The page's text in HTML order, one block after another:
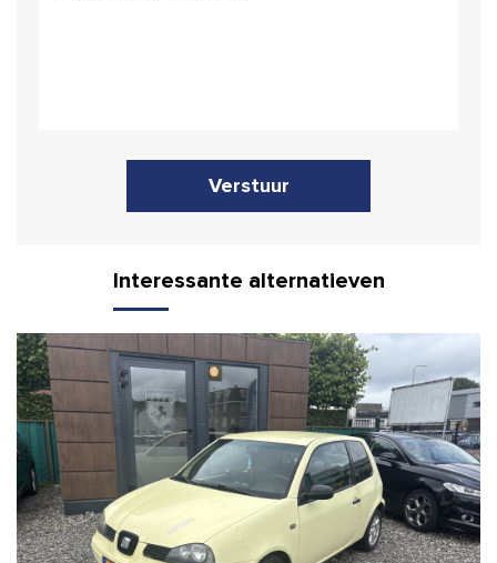
Verstuur
Interessante alternatieven